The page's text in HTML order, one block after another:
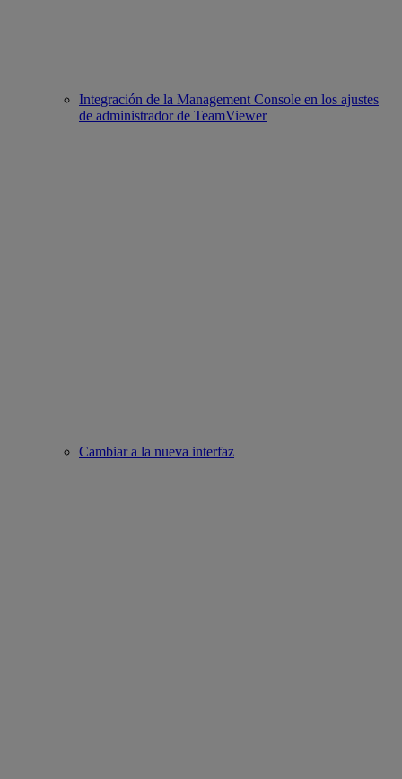
Integración de la Management Console en los ajustes
de administrador de TeamViewer
Cambiar a la nueva interfaz